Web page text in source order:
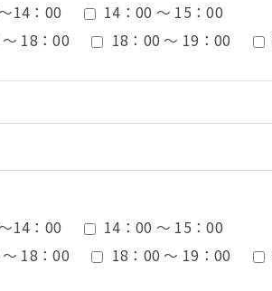
14：00
14：00 ～ 15：00
18：00 18：00 ～ 19：00
14：00
14：00 ～ 15：00
18：00 18：00 ～ 19：00